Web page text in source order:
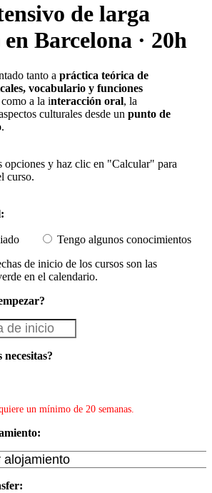
de larga
Barcelona · 20h
tanto a práctica teórica de
vocabulario y funciones
como a la interacción oral, la
culturales desde un punto de
.
opciones y haz clic en "Calcular" para
curso.
Tengo algunos conocimientos
de inicio de los cursos son las
en el calendario.
necesitas?
un mínimo de 20 semanas.